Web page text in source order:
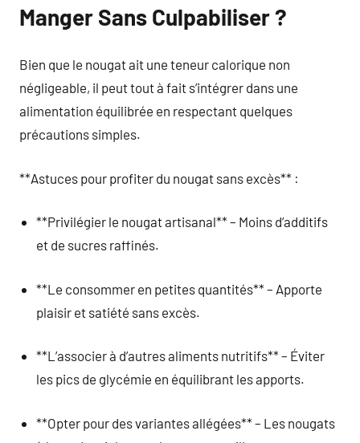
Manger Sans Culpabiliser ?
Bien que le nougat ait une teneur calorique non
négligeable, il peut tout à fait s’intégrer dans une
alimentation équilibrée en respectant quelques
précautions simples.
**Astuces pour profiter du nougat sans excès** :
**Privilégier le nougat artisanal** – Moins d’additifs
et de sucres raffinés.
**Le consommer en petites quantités** – Apporte
plaisir et satiété sans excès.
**L’associer à d’autres aliments nutritifs** – Éviter
les pics de glycémie en équilibrant les apports.
**Opter pour des variantes allégées** – Les nougats